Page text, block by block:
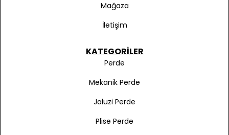
Mağaza
İletişim
KATEGORILER
Perde
Mekanik Perde
Jaluzi Perde
Plise Perde